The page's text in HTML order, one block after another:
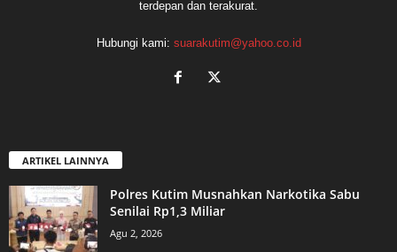
terdepan dan terakurat.
Hubungi kami: suarakutim@yahoo.co.id
ARTIKEL LAINNYA
Polres Kutim Musnahkan Narkotika Sabu
Senilai Rp1,3 Miliar
Agu 2, 2026